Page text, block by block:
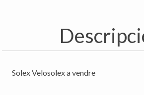
Solex Velosolex a vendre